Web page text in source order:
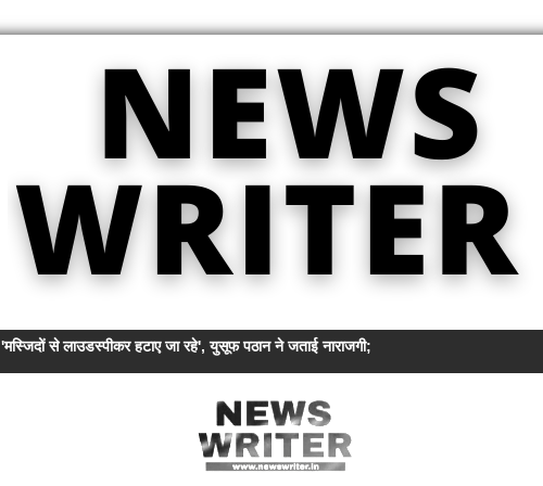
'मस्जिदों से लाउडस्पीकर हटाए जा रहे', युसूफ पठान ने जताई नाराजगी; अमित शाह से की हस्तक्षेप की मांग